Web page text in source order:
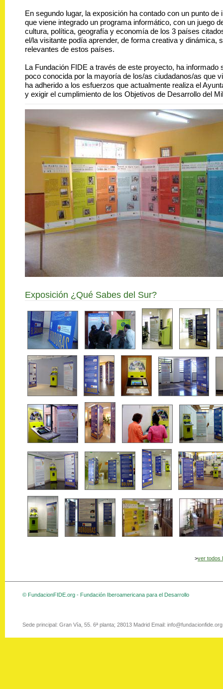
En segundo lugar, la exposición ha contado con un punto de
que viene integrado un programa informático, con un juego
cultura, política, geografía y economía de los 3 países
el/la visitante podía aprender, de forma creativa y dinámica,
relevantes de estos países.
La Fundación FIDE a través de este proyecto, ha informado
poco conocida por la mayoría de los/as ciudadanos/as que
ha adherido a los esfuerzos que actualmente realiza el
y exigir el cumplimiento de los Objetivos de Desarrollo del
Exposición ¿Qué Sabes del Sur?
>ver todos
© FundacionFIDE.org - Fundación Iberoamericana para el Desarrollo
Sede principal: Gran Vía, 55. 6ª planta; 28013 Madrid Email: